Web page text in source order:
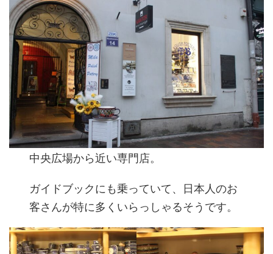
中央広場から近い専門店。
ガイドブックにも乗っていて、日本人のお
客さんが特に多くいらっしゃるそうです。